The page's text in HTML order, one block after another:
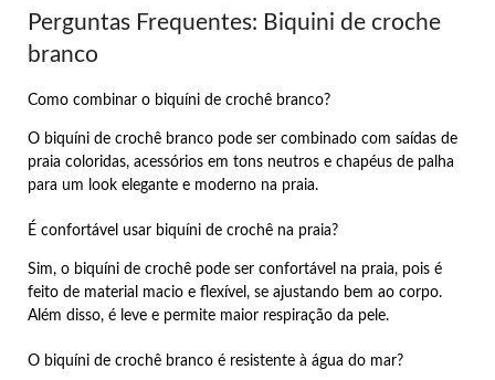
Perguntas Frequentes: Biquini de croche
branco
Como combinar o biquíni de crochê branco?
O biquíni de crochê branco pode ser combinado com saídas de
praia coloridas, acessórios em tons neutros e chapéus de palha
para um look elegante e moderno na praia.
É confortável usar biquíni de crochê na praia?
Sim, o biquíni de crochê pode ser confortável na praia, pois é
feito de material macio e flexível, se ajustando bem ao corpo.
Além disso, é leve e permite maior respiração da pele.
O biquíni de crochê branco é resistente à água do mar?